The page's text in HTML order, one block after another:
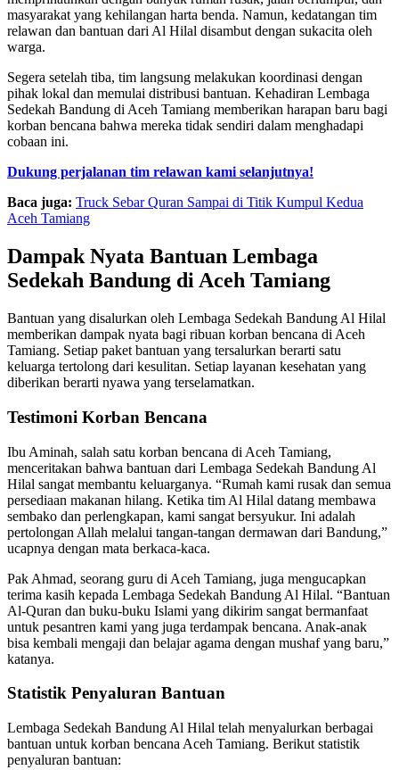
masyarakat yang kehilangan harta benda. Namun, kedatangan tim
relawan dan bantuan dari Al Hilal disambut dengan sukacita oleh
warga.
Segera setelah tiba, tim langsung melakukan koordinasi dengan
pihak lokal dan memulai distribusi bantuan. Kehadiran Lembaga
Sedekah Bandung di Aceh Tamiang memberikan harapan baru bagi
korban bencana bahwa mereka tidak sendiri dalam menghadapi
cobaan ini.
Dukung perjalanan tim relawan kami selanjutnya!
Baca juga: Truck Sebar Quran Sampai di Titik Kumpul Kedua
Aceh Tamiang
Dampak Nyata Bantuan Lembaga
Sedekah Bandung di Aceh Tamiang
Bantuan yang disalurkan oleh Lembaga Sedekah Bandung Al Hilal
memberikan dampak nyata bagi ribuan korban bencana di Aceh
Tamiang. Setiap paket bantuan yang tersalurkan berarti satu
keluarga tertolong dari kesulitan. Setiap layanan kesehatan yang
diberikan berarti nyawa yang terselamatkan.
Testimoni Korban Bencana
Ibu Aminah, salah satu korban bencana di Aceh Tamiang,
menceritakan bahwa bantuan dari Lembaga Sedekah Bandung Al
Hilal sangat membantu keluarganya. “Rumah kami rusak dan semua
persediaan makanan hilang. Ketika tim Al Hilal datang membawa
sembako dan perlengkapan, kami sangat bersyukur. Ini adalah
pertolongan Allah melalui tangan-tangan dermawan dari Bandung,”
ucapnya dengan mata berkaca-kaca.
Pak Ahmad, seorang guru di Aceh Tamiang, juga mengucapkan
terima kasih kepada Lembaga Sedekah Bandung Al Hilal. “Bantuan
Al-Quran dan buku-buku Islami yang dikirim sangat bermanfaat
untuk pesantren kami yang juga terdampak bencana. Anak-anak
bisa kembali mengaji dan belajar agama dengan mushaf yang baru,”
katanya.
Statistik Penyaluran Bantuan
Lembaga Sedekah Bandung Al Hilal telah menyalurkan berbagai
bantuan untuk korban bencana Aceh Tamiang. Berikut statistik
penyaluran bantuan: